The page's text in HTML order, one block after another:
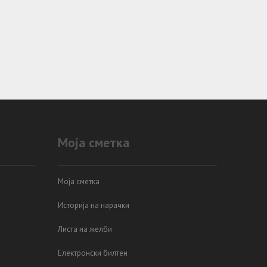
Моја сметка
Моја сметка
Историја на нарачки
Листа на желби
Електронски билтен